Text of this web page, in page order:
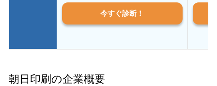
今すぐ診断！
朝日印刷の企業概要